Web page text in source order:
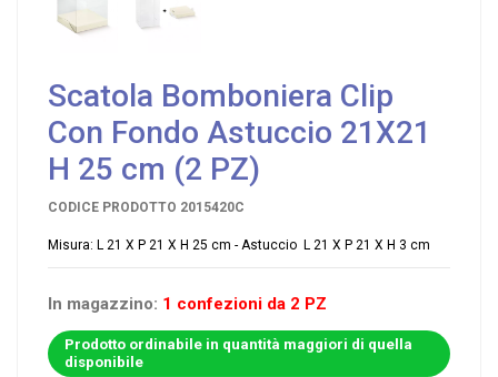
Scatola Bomboniera Clip
Con Fondo Astuccio 21X21
H 25 cm (2 PZ)
CODICE PRODOTTO 2015420C
Misura: L 21 X P 21 X H 25 cm - Astuccio L 21 X P 21 X H 3 cm
In magazzino: 1 confezioni da 2 PZ
Prodotto ordinabile in quantità maggiori di quella
disponibile